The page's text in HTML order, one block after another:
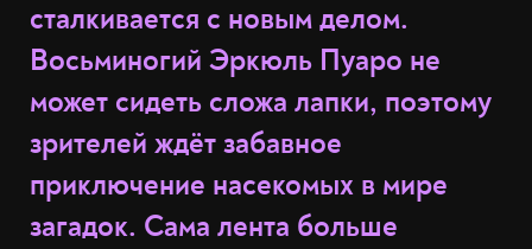
сталкивается с новым делом.
Восьминогий Эркюль Пуаро не
может сидеть сложа лапки, поэтому
зрителей ждёт забавное
приключение насекомых в мире
загадок. Сама лента больше